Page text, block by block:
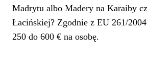
Madrytu albo Madery na Karaiby
Łacińskiej? Zgodnie z EU 261/
250 do 600 € na osobę.